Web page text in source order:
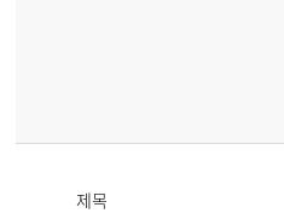
제목